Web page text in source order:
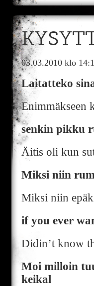
03.03.2010 klo
Laitatteko
Enimmäkseen
senkin pikku
Äitis oli kun
Miksi niin
Miksi niin
if you ever
Didin’t know
Moi milloin
keikal